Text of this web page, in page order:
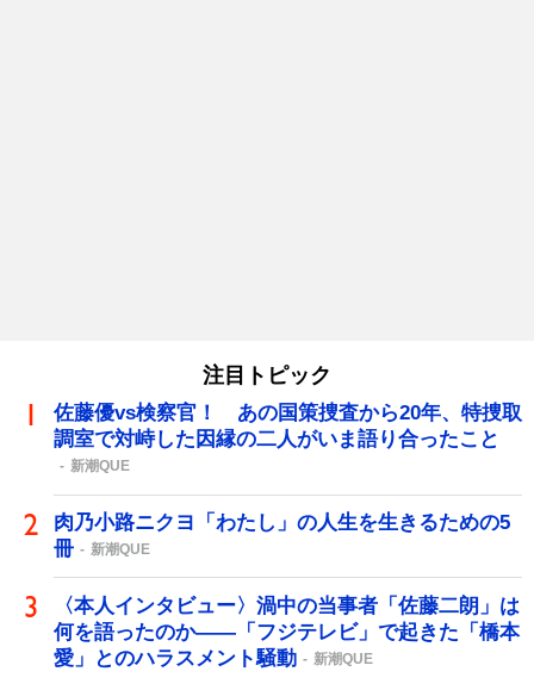
注目トピック
佐藤優vs検察官！ あの国策捜査から20年、特捜取
調室で対峙した因縁の二人がいま語り合ったこと
新潮QUE
肉乃小路ニクヨ「わたし」の人生を生きるための5
冊
新潮QUE
〈本人インタビュー〉渦中の当事者「佐藤二朗」は
何を語ったのか――「フジテレビ」で起きた「橋本
愛」とのハラスメント騒動
新潮QUE